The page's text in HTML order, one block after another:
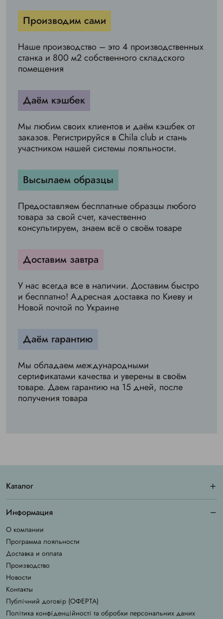
Производим сами
Наше производство – это 4 производственных
станка и 800 м2 собственного складского
помещения
Даём кэшбек
Мы любим своих клиентов и даём кэшбек от
заказов. Регистрируйся в Chila club и стань
участником нашей системы лояльности.
Высылаем образцы
Предоставляем бесплатные образцы любого
товара за свой счет, качественно
консультируем, знаем всё о своём товаре
Доставим завтра
У нас всегда все в наличии. Доставим быстро
и бесплатно! Адресная доставка по Киеву и
Новой почтой по Украине
Даём гарантию
Мы обладаем международными
сертификатами качества и уверены в своём
товаре. Даем гарантию на 15 дней, после
получения товара
Каталог
Информация
О компании
Программа лояльности
Доставка и оплата
Производство
Новости
Контакты
Публічний договір (ОФЕРТА)
Політика конфіденційності та обробки персональних даних